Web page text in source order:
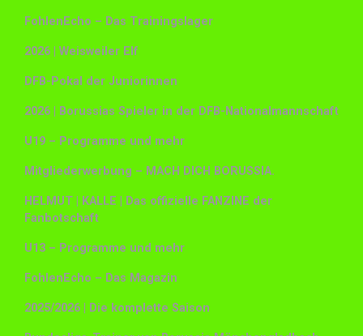
FohlenEcho – Das Trainingslager
2026 | Weisweiler Elf
DFB-Pokal der Juniorinnen
2026 | Borussias Spieler in der DFB-Nationalmannschaft
U19 – Programme und mehr
Mitgliederwerbung – MACH DICH BORUSSIA.
HELMUT | KALLE | Das offizielle FANZINE der
Fanbotschaft
U13 – Programme und mehr
FohlenEcho – Das Magazin
2025/2026 | Die komplette Saison